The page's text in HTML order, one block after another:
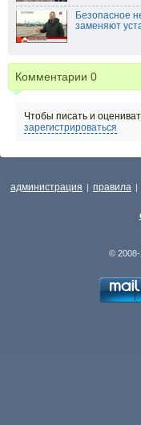
Безопасное
заменяют
Комментарии 0
Чтобы писать и
зарегистрироваться
администрация | правила |
©